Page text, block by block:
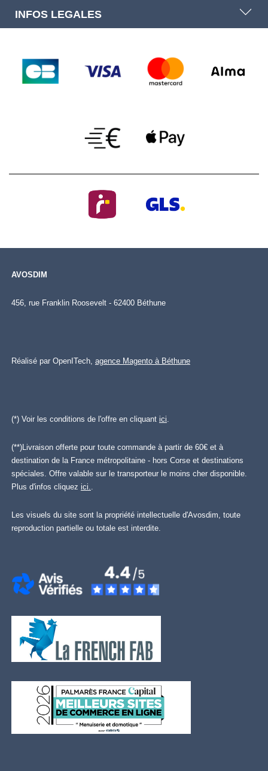
INFOS LEGALES
AVOSDIM
456, rue Franklin Roosevelt - 62400 Béthune
Réalisé par OpenITech, agence Magento à Béthune
(*) Voir les conditions de l'offre en cliquant ici
(**)Livraison offerte pour toute commande à partir de 60€ et à
destination de la France métropolitaine - hors Corse et destinations
spéciales. Offre valable sur le transporteur le moins cher disponible.
Plus d'infos cliquez ici.
Les visuels du site sont la propriété intellectuelle d'Avosdim, toute
reproduction partielle ou totale est interdite.